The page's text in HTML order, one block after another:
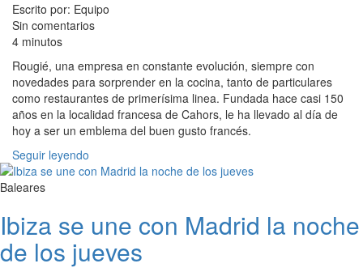
Escrito por: Equipo
Sin comentarios
4 minutos
Rougié, una empresa en constante evolución, siempre con
novedades para sorprender en la cocina, tanto de particulares
como restaurantes de primerísima linea. Fundada hace casi 150
años en la localidad francesa de Cahors, le ha llevado al día de
hoy a ser un emblema del buen gusto francés.
Seguir leyendo
Baleares
Ibiza se une con Madrid la noche
de los jueves